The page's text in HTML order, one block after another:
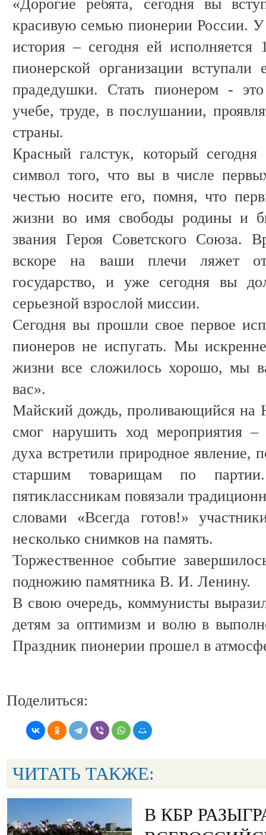
«Дорогие ребята, сегодня вы
красивую семью пионерии России.
история – сегодня ей
пионерской организации
прадедушки. Стать пионером -
учебе, труде, в послушании,
страны.
Красный галстук, который
символ того, что вы в числе
честью носите его, помня, что
жизни во имя свободы родины и
звания Героя Советского Союза.
вскоре на ваши плечи ляжет
государство, и уже сегодня вы
серьезной взрослой миссии.
Сегодня вы прошли свое первое
пионеров не испугать. Мы
жизни все сложилось хорошо, мы
вас».
Майский дождь, проливающийся на
смог нарушить ход мероприятия
духа встретили природное явление,
старшим товарищам по
пятиклассникам повязали
словами «Всегда готов!»
несколько снимков на память.
Торжественное событие
подножию памятника В. И. Ленину.
В свою очередь, коммунисты
детям за оптимизм и волю в
Праздник пионерии прошел в
Поделиться:
ЧИТАТЬ ТАКЖЕ:
В КБР